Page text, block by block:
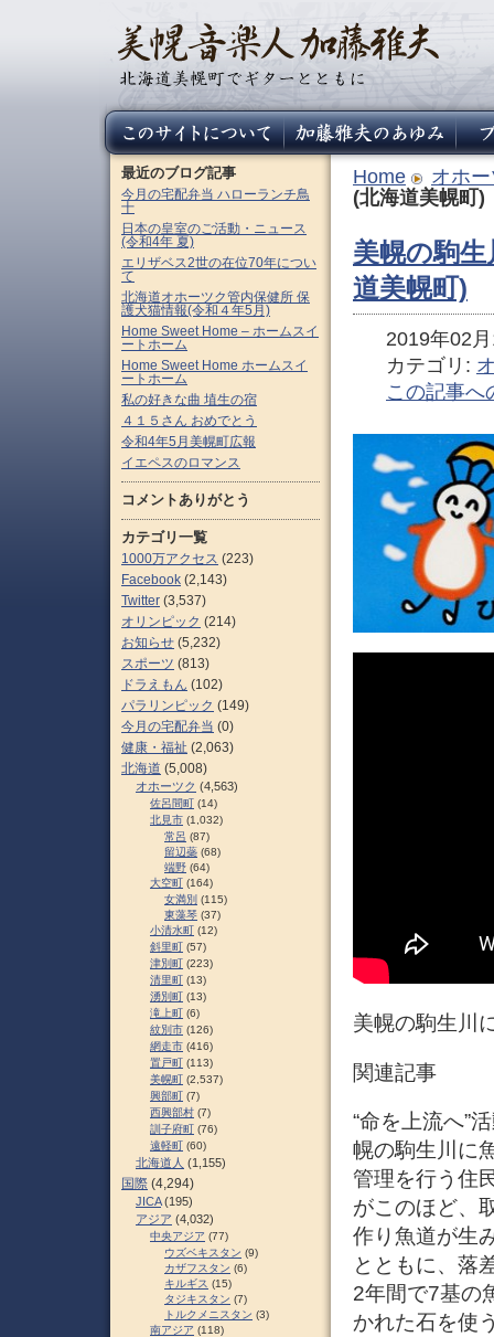
Home
オホ
(北海道美幌町)
美幌の駒
道美幌町)
2019年02
カテゴリ:
この記事へ
美幌の駒生川
関連記事
“命を上流へ”
幌の駒生川に
管理を行う住
がこのほど、
作り魚道が生
とともに、落
2年間で7基の
かれた石を使
最近のブログ記事
今月の宅配弁当 ハローランチ鳥
十
日本の皇室のご活動・ニュース
(令和4年 夏)
エリザベス2世の在位70年につい
て
北海道オホーツク管内保健所 保
護犬猫情報(令和４年5月)
Home Sweet Home – ホームスイ
ートホーム
Home Sweet Home ホームスイ
ートホーム
私の好きな曲 埴生の宿
４１５さん おめでとう
令和4年5月美幌町広報
イエペスのロマンス
コメントありがとう
カテゴリ一覧
1000万アクセス (223)
Facebook (2,143)
Twitter (3,537)
オリンピック (214)
お知らせ (5,232)
スポーツ (813)
ドラえもん (102)
パラリンピック (149)
今月の宅配弁当 (0)
健康・福祉 (2,063)
北海道 (5,008)
オホーツク (4,563)
佐呂間町 (14)
北見市 (1,032)
常呂 (87)
留辺蘂 (68)
端野 (64)
大空町 (164)
女満別 (115)
東藻琴 (37)
小清水町 (12)
斜里町 (57)
津別町 (223)
清里町 (13)
湧別町 (13)
滝上町 (6)
紋別市 (126)
網走市 (416)
置戸町 (113)
美幌町 (2,537)
興部町 (7)
西興部村 (7)
訓子府町 (76)
遠軽町 (60)
北海道人 (1,155)
国際 (4,294)
JICA(195)
アジア (4,032)
中央アジア (77)
ウズベキスタン (9)
カザフスタン (6)
キルギス (15)
タジキスタン (7)
トルクメニスタン (3)
南アジア (118)